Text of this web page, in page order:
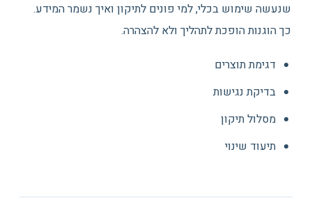
שנעשה שימוש בכלי, למי פונים לתיקון ואיך נשמר המידע.
כך הוגנות הופכת לתהליך ולא להצהרה.
דגימת תוצרים
בדיקת נגישות
מסלול תיקון
תיעוד שינוי